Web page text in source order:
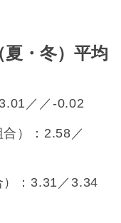
夏・冬）平均
／／-0.02
）：2.58／
）：3.31／3.34